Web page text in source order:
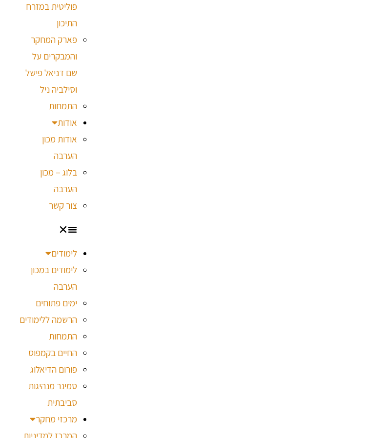
פוליטית במזרח
התיכון
פארק המחקר
והמבקרים על
שם דניאל פישל
וסילביה ניל
התמחות
אודות
אודות מכון
הערבה
בלוג – מכון
הערבה
צור קשר
לימודים
לימודים במכון
הערבה
ימים פתוחים
הרשמה ללימודים
התמחות
החיים בקמפוס
פורום הדיאלוג
סמינר מנהיגות
סביבתית
מרכזי מחקר
המרכז למדיניות